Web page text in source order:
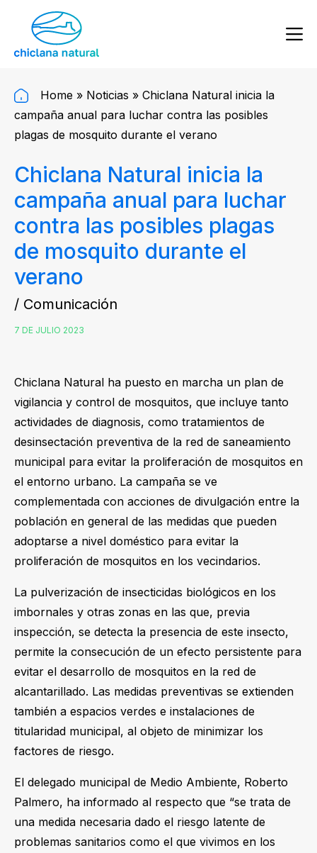
Home » Noticias » Chiclana Natural inicia la
campaña anual para luchar contra las posibles
plagas de mosquito durante el verano
Chiclana Natural inicia la
campaña anual para luchar
contra las posibles plagas
de mosquito durante el
verano
/ Comunicación
7 DE JULIO 2023
Chiclana Natural ha puesto en marcha un plan de
vigilancia y control de mosquitos, que incluye tanto
actividades de diagnosis, como tratamientos de
desinsectación preventiva de la red de saneamiento
municipal para evitar la proliferación de mosquitos en
el entorno urbano. La campaña se ve
complementada con acciones de divulgación entre la
población en general de las medidas que pueden
adoptarse a nivel doméstico para evitar la
proliferación de mosquitos en los vecindarios.
La pulverización de insecticidas biológicos en los
imbornales y otras zonas en las que, previa
inspección, se detecta la presencia de este insecto,
permite la consecución de un efecto persistente para
evitar el desarrollo de mosquitos en la red de
alcantarillado. Las medidas preventivas se extienden
también a espacios verdes e instalaciones de
titularidad municipal, al objeto de minimizar los
factores de riesgo.
El delegado municipal de Medio Ambiente, Roberto
Palmero, ha informado al respecto que “se trata de
una medida necesaria dado el riesgo latente de
problemas sanitarios como el que vivimos en los